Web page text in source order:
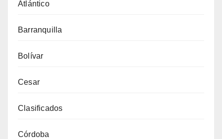
Atlántico
Barranquilla
Bolívar
Cesar
Clasificados
Córdoba